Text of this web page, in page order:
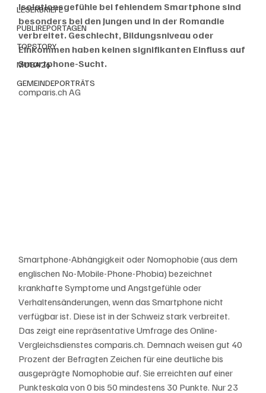
LESERBRIEFE
PUBLIREPORTAGEN
TOPSTORY
MUGA'26
GEMEINDEPORTRÄTS
Isolationsgefühle bei fehlendem Smartphone sind
besonders bei den Jungen und in der Romandie
verbreitet. Geschlecht, Bildungsniveau oder
Einkommen haben keinen signifikanten Einfluss auf
Smartphone-Sucht.
comparis.ch AG
Smartphone-Abhängigkeit oder Nomophobie (aus dem
englischen No-Mobile-Phone-Phobia) bezeichnet
krankhafte Symptome und Angstgefühle oder
Verhaltensänderungen, wenn das Smartphone nicht
verfügbar ist. Diese ist in der Schweiz stark verbreitet.
Das zeigt eine repräsentative Umfrage des Online-
Vergleichsdienstes comparis.ch. Demnach weisen gut 40
Prozent der Befragten Zeichen für eine deutliche bis
ausgeprägte Nomophobie auf. Sie erreichten auf einer
Punkteskala von 0 bis 50 mindestens 30 Punkte. Nur 23